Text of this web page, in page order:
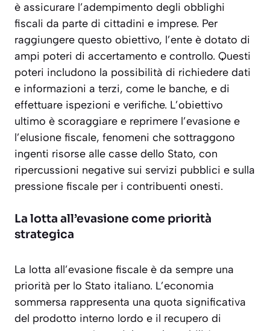
è assicurare l’adempimento degli obblighi
fiscali da parte di cittadini e imprese. Per
raggiungere questo obiettivo, l’ente è dotato di
ampi poteri di accertamento e controllo. Questi
poteri includono la possibilità di richiedere dati
e informazioni a terzi, come le banche, e di
effettuare ispezioni e verifiche. L’obiettivo
ultimo è scoraggiare e reprimere l’evasione e
l’elusione fiscale, fenomeni che sottraggono
ingenti risorse alle casse dello Stato, con
ripercussioni negative sui servizi pubblici e sulla
pressione fiscale per i contribuenti onesti.
La lotta all’evasione come priorità
strategica
La lotta all’evasione fiscale è da sempre una
priorità per lo Stato italiano. L’economia
sommersa rappresenta una quota significativa
del prodotto interno lordo e il recupero di